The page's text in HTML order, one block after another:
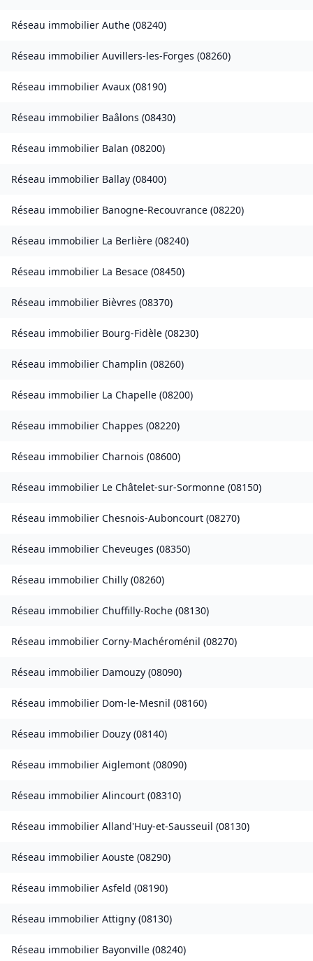
Réseau immobilier Authe (08240)
Réseau immobilier Auvillers-les-Forges (08260)
Réseau immobilier Avaux (08190)
Réseau immobilier Baâlons (08430)
Réseau immobilier Balan (08200)
Réseau immobilier Ballay (08400)
Réseau immobilier Banogne-Recouvrance (08220)
Réseau immobilier La Berlière (08240)
Réseau immobilier La Besace (08450)
Réseau immobilier Bièvres (08370)
Réseau immobilier Bourg-Fidèle (08230)
Réseau immobilier Champlin (08260)
Réseau immobilier La Chapelle (08200)
Réseau immobilier Chappes (08220)
Réseau immobilier Charnois (08600)
Réseau immobilier Le Châtelet-sur-Sormonne (08150)
Réseau immobilier Chesnois-Auboncourt (08270)
Réseau immobilier Cheveuges (08350)
Réseau immobilier Chilly (08260)
Réseau immobilier Chuffilly-Roche (08130)
Réseau immobilier Corny-Machéroménil (08270)
Réseau immobilier Damouzy (08090)
Réseau immobilier Dom-le-Mesnil (08160)
Réseau immobilier Douzy (08140)
Réseau immobilier Aiglemont (08090)
Réseau immobilier Alincourt (08310)
Réseau immobilier Alland'Huy-et-Sausseuil (08130)
Réseau immobilier Aouste (08290)
Réseau immobilier Asfeld (08190)
Réseau immobilier Attigny (08130)
Réseau immobilier Bayonville (08240)